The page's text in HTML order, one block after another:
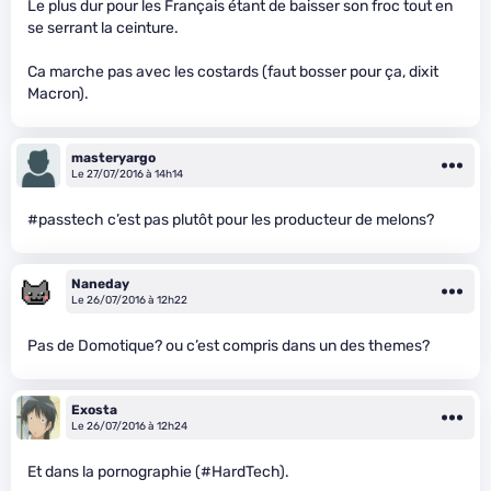
Le plus dur pour les Français étant de baisser son froc tout en
se serrant la ceinture.
Ca marche pas avec les costards (faut bosser pour ça, dixit
Macron).
masteryargo
Le 27/07/2016 à 14h14
#passtech c’est pas plutôt pour les producteur de melons?
Naneday
Le 26/07/2016 à 12h22
Pas de Domotique? ou c’est compris dans un des themes?
Exosta
Le 26/07/2016 à 12h24
Et dans la pornographie (#HardTech).